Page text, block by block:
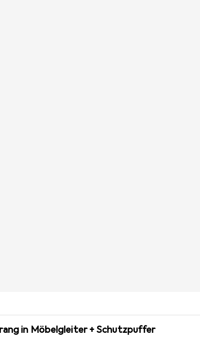
in Möbelgleiter + Schutzpuffer